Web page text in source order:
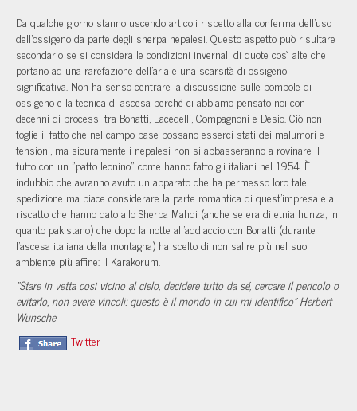
Da qualche giorno stanno uscendo articoli rispetto alla conferma dell'uso
dell'ossigeno da parte degli sherpa nepalesi. Questo aspetto può risultare
secondario se si considera le condizioni invernali di quote così alte che
portano ad una rarefazione dell'aria e una scarsità di ossigeno
significativa. Non ha senso centrare la discussione sulle bombole di
ossigeno e la tecnica di ascesa perché ci abbiamo pensato noi con
decenni di processi tra Bonatti, Lacedelli, Compagnoni e Desio. Ciò non
toglie il fatto che nel campo base possano esserci stati dei malumori e
tensioni, ma sicuramente i nepalesi non si abbasseranno a rovinare il
tutto con un "patto leonino" come hanno fatto gli italiani nel 1954. È
indubbio che avranno avuto un apparato che ha permesso loro tale
spedizione ma piace considerare la parte romantica di quest'impresa e al
riscatto che hanno dato allo Sherpa Mahdi (anche se era di etnia hunza, in
quanto pakistano) che dopo la notte all'addiaccio con Bonatti (durante
l'ascesa italiana della montagna) ha scelto di non salire più nel suo
ambiente più affine: il Karakorum.
"Stare in vetta cosi vicino al cielo, decidere tutto da sé, cercare il pericolo o
evitarlo, non avere vincoli: questo è il mondo in cui mi identifico" Herbert
Wunsche
Twitter